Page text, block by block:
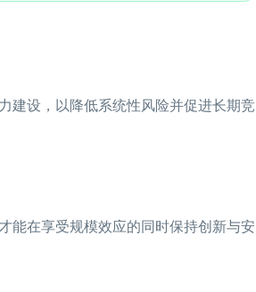
建设，以降低系统性风险并促进长期竞
能在享受规模效应的同时保持创新与安